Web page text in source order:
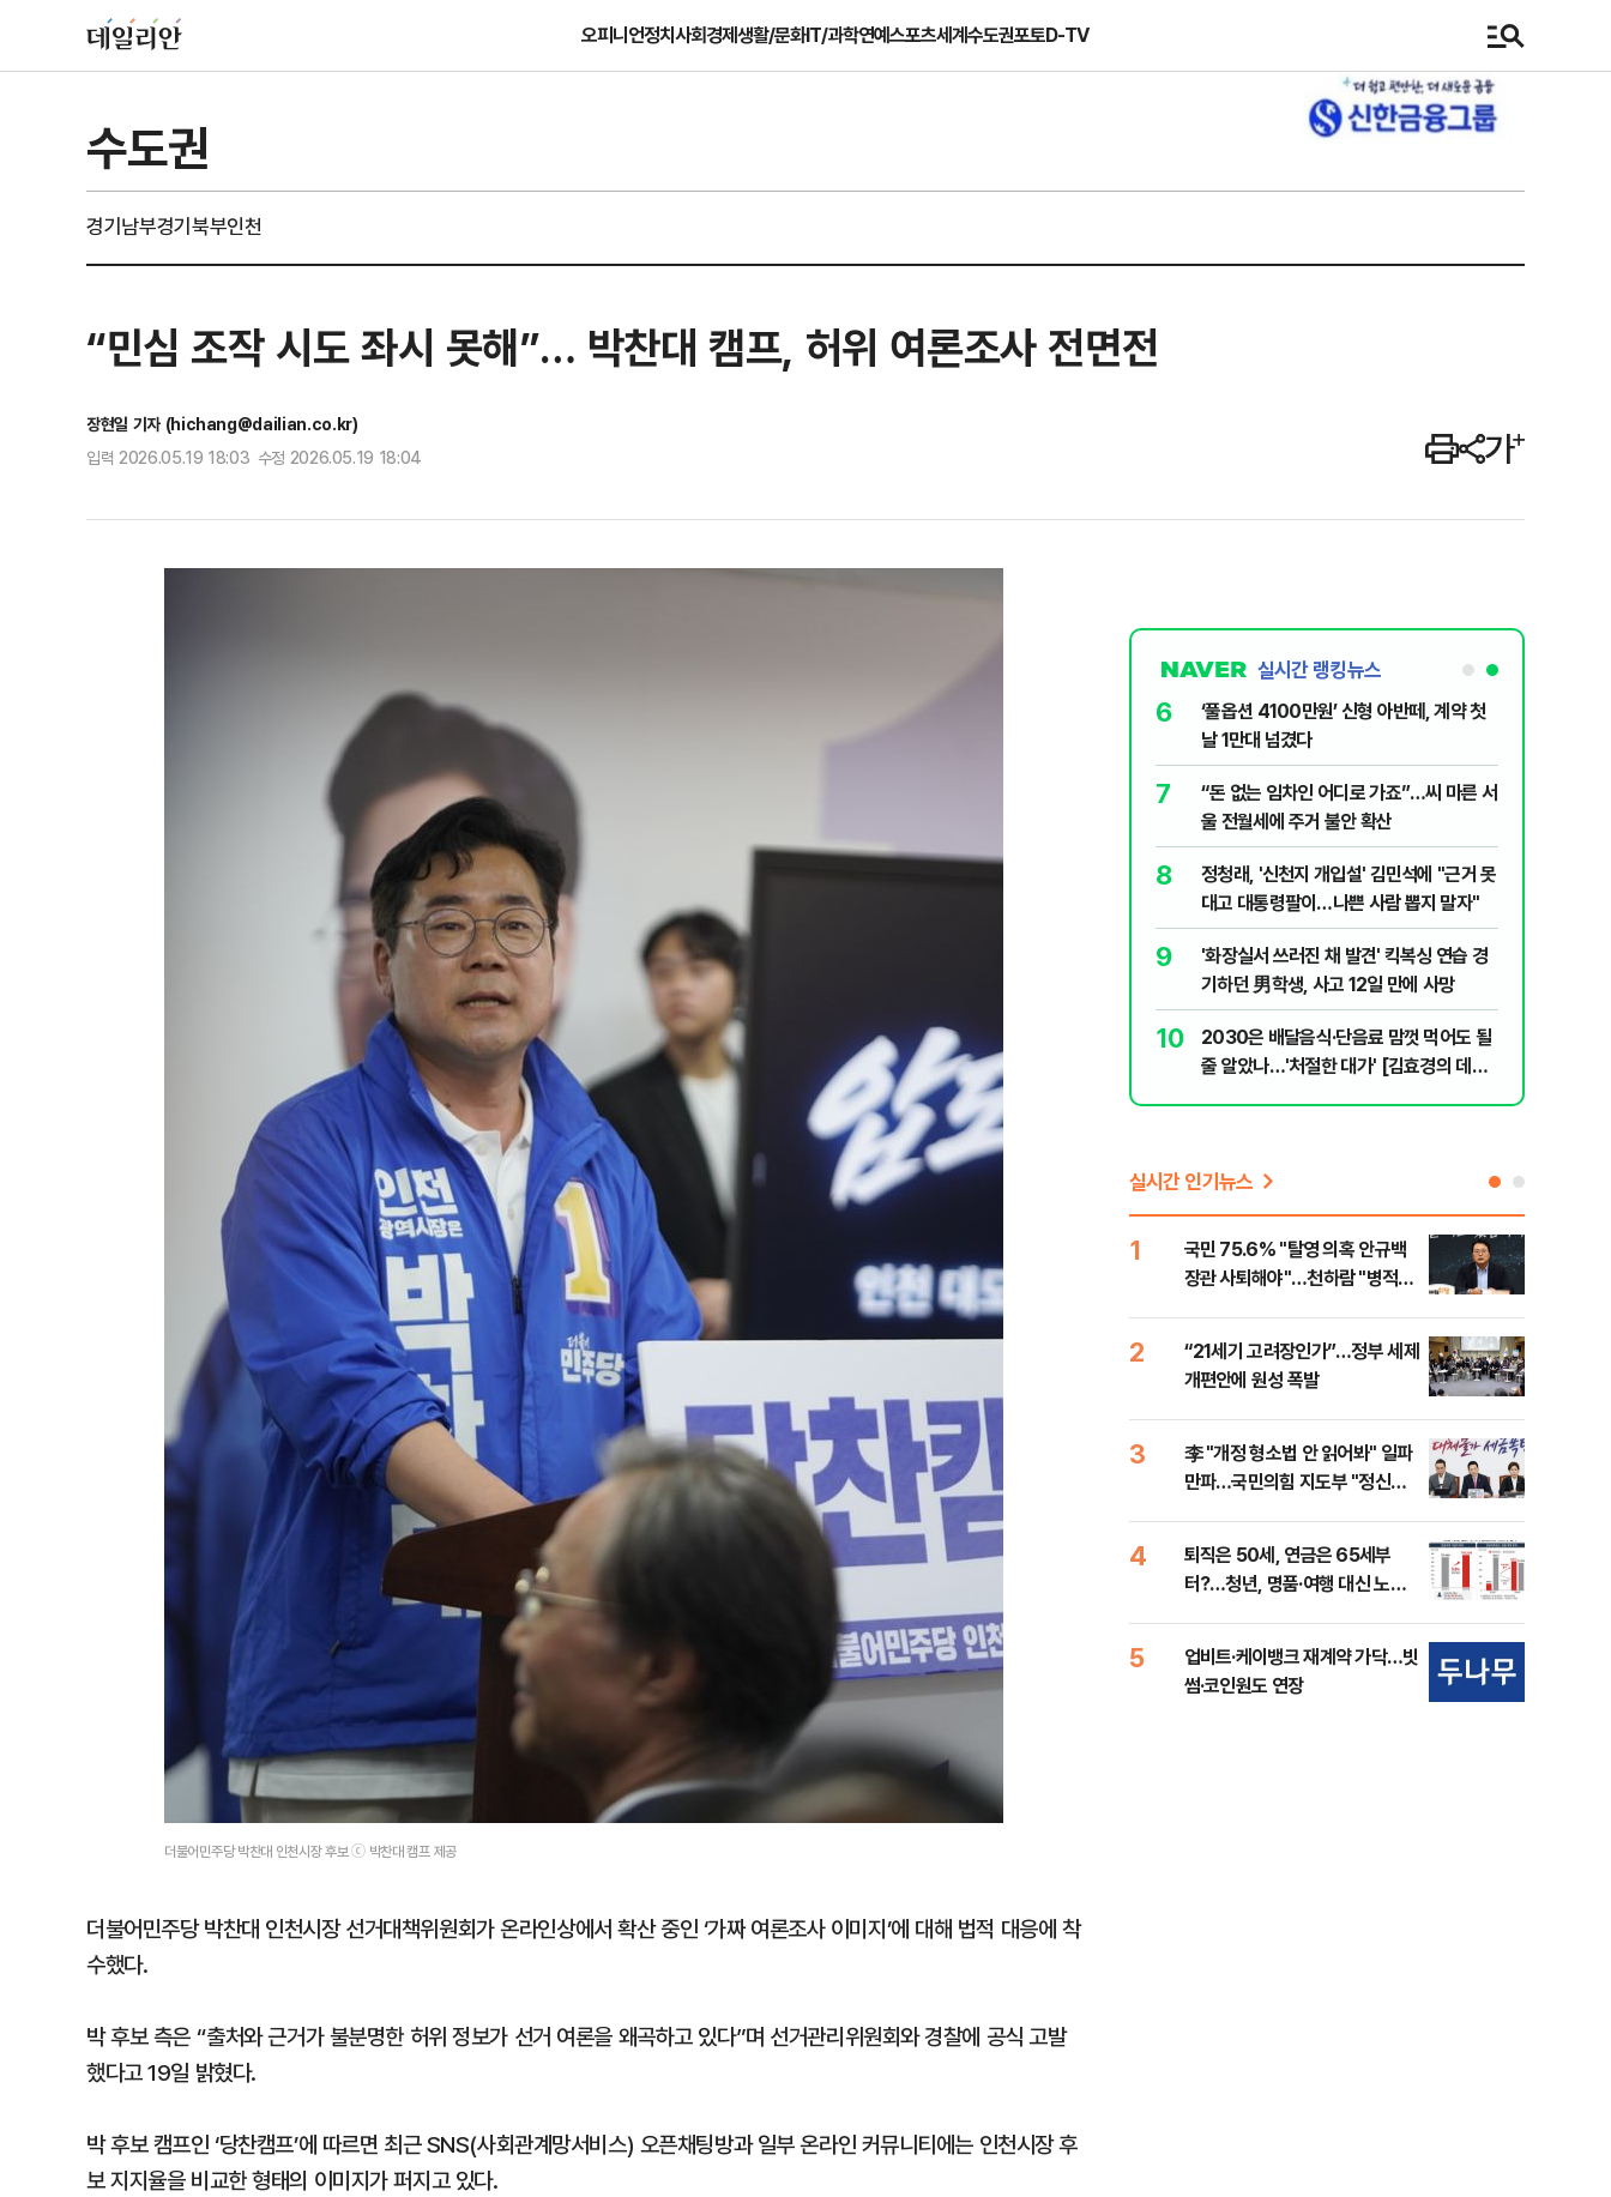
오피니언정치사회경제생활/문화IT/과학연예스포츠세계수도권포토D-TV
수도권
경기남부경기북부인천
“민심 조작 시도 좌시 못해”… 박찬대 캠프, 허위 여론조사 전면전
장현일 기자 (hichang@dailian.co.kr)
입력 2026.05.19 18:03 수정 2026.05.19 18:04
더불어민주당 박찬대 인천시장 후보 ⓒ 박찬대 캠프 제공
더불어민주당 박찬대 인천시장 선거대책위원회가 온라인상에서 확산 중인 ‘가짜 여론조사 이미지’에 대해 법적 대응에 착
수했다.
박 후보 측은 “출처와 근거가 불분명한 허위 정보가 선거 여론을 왜곡하고 있다”며 선거관리위원회와 경찰에 공식 고발
했다고 19일 밝혔다.
박 후보 캠프인 ‘당찬캠프’에 따르면 최근 SNS(사회관계망서비스) 오픈채팅방과 일부 온라인 커뮤니티에는 인천시장 후
보 지지율을 비교한 형태의 이미지가 퍼지고 있다.
실시간 랭킹뉴스
1
"우리가 지지했던 인간들이 이 꼴 만들었
다" 허지웅 일침
2
기껏 생수 보냈더니 "화장실 물 떠오른
다"...日 누리꾼 발언 ‘역풍’
3
“21세기 고려장인가”…정부 세제개편안
에 원성 폭발
4
국민 75.6% "탈영 의혹 안규백 장관 사퇴
해야"…천하람 "병적기록 즉각 공개하라"
5
​"정청래 당선이 차라리 낫다?"…국민의힘
내부서 나오는 이색 셈법
실시간 인기뉴스
1
국민 75.6% "탈영 의혹 안규백
장관 사퇴해야"…천하람 "병적기
2
“21세기 고려장인가”…정부 세제
개편안에 원성 폭발
3
李 "개정 형소법 안 읽어봐" 일파
만파…국민의힘 지도부 "정신세
4
퇴직은 50세, 연금은 65세부
터?…청년, 명품·여행 대신 노후
5
업비트·케이뱅크 재계약 가닥…빗
썸·코인원도 연장